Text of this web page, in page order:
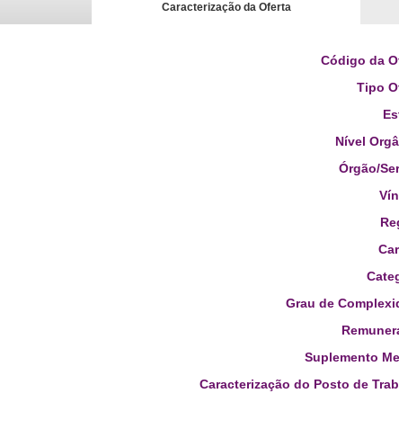
Caracterização da Oferta
Código da
Tipo
Nível
Órgão/
Grau de
Suplemento
Caracterização do Posto de